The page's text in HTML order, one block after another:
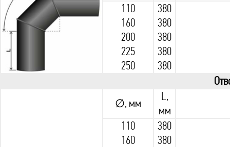
110
160
200
225
250
380
380
380
380
380
∅, мм
L,
мм
110
160
380
380